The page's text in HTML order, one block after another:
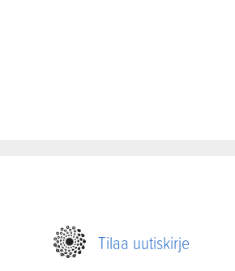
Tilaa uutiskirje